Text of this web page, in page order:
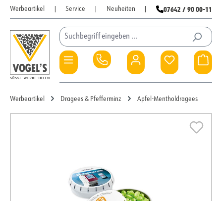
Zum Hauptinhalt springen
Werbeartikel Service Neuheiten 07642 / 90 00-11
Du hast 0
Werbeartikel Dragees & Pfefferminz Apfel-Mentholdragees